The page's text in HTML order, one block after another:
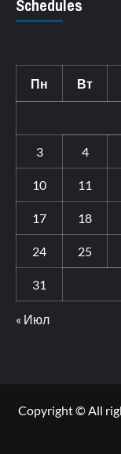
Schedules
Пн Вт
3 4
10 11
17 18
24 25
31
« Июл
Copyright © All